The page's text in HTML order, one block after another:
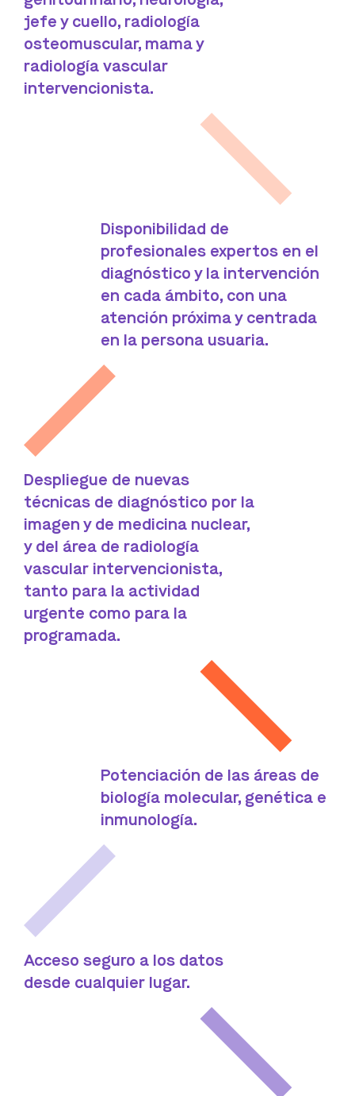
jefe y cuello, radiología
osteomuscular, mama y
radiología vascular
intervencionista.
Disponibilidad de
profesionales expertos en el
diagnóstico y la intervención
en cada ámbito, con una
atención próxima y centrada
en la persona usuaria.
Despliegue de nuevas
técnicas de diagnóstico por la
imagen y de medicina nuclear,
y del área de radiología
vascular intervencionista,
tanto para la actividad
urgente como para la
programada.
Potenciación de las áreas de
biología molecular, genética e
inmunología.
Acceso seguro a los datos
desde cualquier lugar.